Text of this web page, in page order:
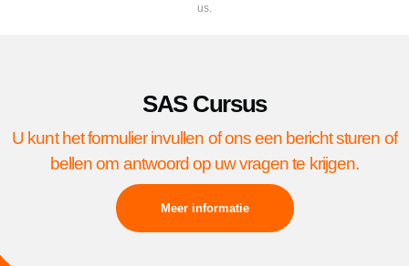
us.
SAS Cursus
U kunt het formulier invullen of ons een bericht sturen of
bellen om antwoord op uw vragen te krijgen.
Meer informatie